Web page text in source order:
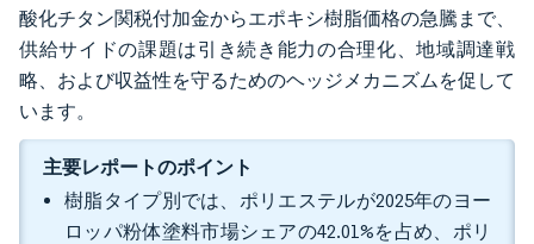
酸化チタン関税付加金からエポキシ樹脂価格の急騰まで、
供給サイドの課題は引き続き能力の合理化、地域調達戦
略、および収益性を守るためのヘッジメカニズムを促して
います。
主要レポートのポイント
樹脂タイプ別では、ポリエステルが2025年のヨー
ロッパ粉体塗料市場シェアの42.01%を占め、ポリ